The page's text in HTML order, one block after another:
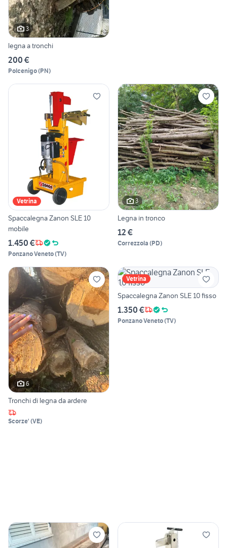
3
legna a tronchi
200 €
Polcenigo(PN)
Vetrina
Spaccalegna Zanon SLE 10
mobile
1.450 €
Ponzano Veneto(TV)
3
Legna in tronco
12 €
Correzzola (PD)
6
Tronchi di legna da ardere
Scorze' (VE)
Vetrina
Spaccalegna Zanon SLE 10 fisso
1.350 €
Ponzano Veneto(TV)